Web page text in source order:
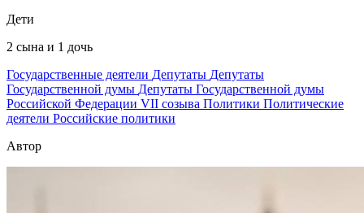
Дети
2 сына и 1 дочь
Государственные деятели Депутаты Депутаты
Государственной думы Депутаты Государственной думы
Российской Федерации VII созыва Политики Политические
деятели Российские политики
Автор